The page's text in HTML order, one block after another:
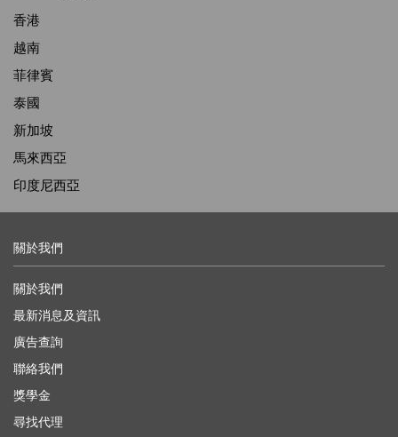
香港
越南
菲律賓
泰國
新加坡
馬來西亞
印度尼西亞
關於我們
關於我們
最新消息及資訊
廣告查詢
聯絡我們
獎學金
尋找代理